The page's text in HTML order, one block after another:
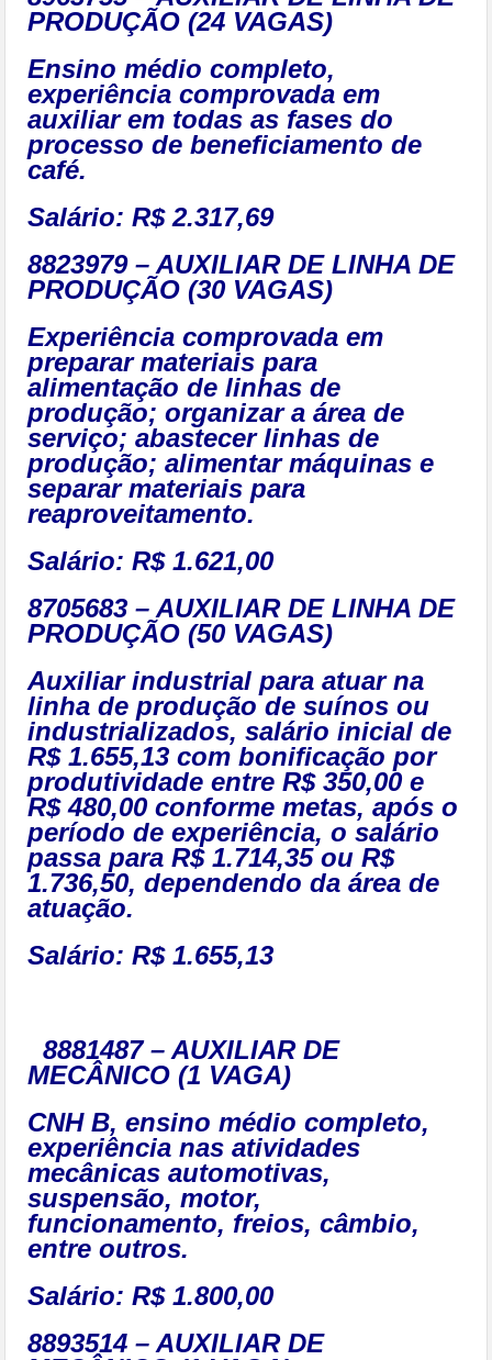
PRODUÇÃO (24 VAGAS)
Ensino médio completo,
experiência comprovada em
auxiliar em todas as fases do
processo de beneficiamento de
café.
Salário: R$ 2.317,69
8823979 – AUXILIAR DE LINHA DE
PRODUÇÃO (30 VAGAS)
Experiência comprovada em
preparar materiais para
alimentação de linhas de
produção; organizar a área de
serviço; abastecer linhas de
produção; alimentar máquinas e
separar materiais para
reaproveitamento.
Salário: R$ 1.621,00
8705683 – AUXILIAR DE LINHA DE
PRODUÇÃO (50 VAGAS)
Auxiliar industrial para atuar na
linha de produção de suínos ou
industrializados, salário inicial de
R$ 1.655,13 com bonificação por
produtividade entre R$ 350,00 e
R$ 480,00 conforme metas, após o
período de experiência, o salário
passa para R$ 1.714,35 ou R$
1.736,50, dependendo da área de
atuação.
Salário: R$ 1.655,13
8881487 – AUXILIAR DE
MECÂNICO (1 VAGA)
CNH B, ensino médio completo,
experiência nas atividades
mecânicas automotivas,
suspensão, motor,
funcionamento, freios, câmbio,
entre outros.
Salário: R$ 1.800,00
8893514 – AUXILIAR DE